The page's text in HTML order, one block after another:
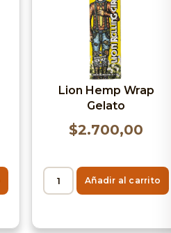
Lion Hemp Wrap
Gelato
$2.700,00
Añadir al carrito